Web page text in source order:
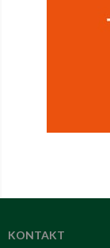
KONTAKT